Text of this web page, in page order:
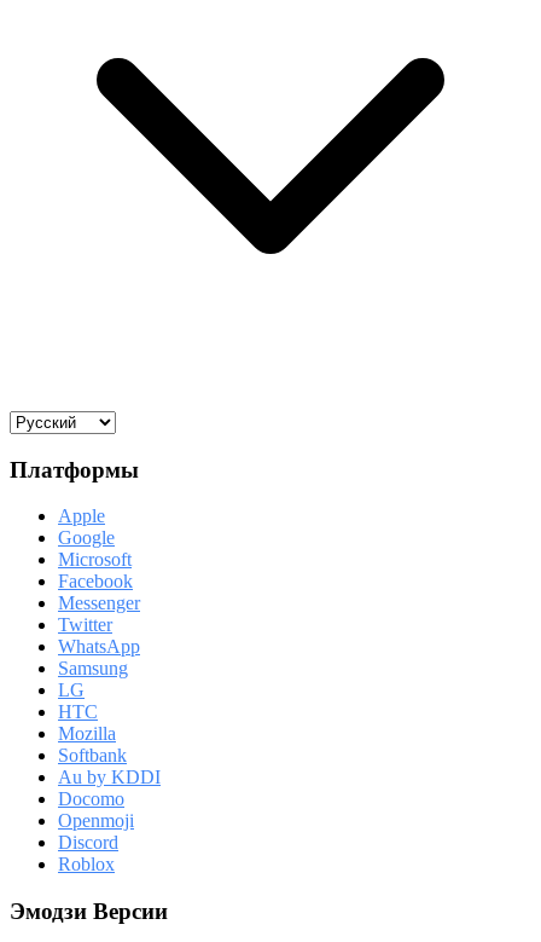
Платформы
Apple
Google
Microsoft
Facebook
Messenger
Twitter
WhatsApp
Samsung
LG
HTC
Mozilla
Softbank
Au by KDDI
Docomo
Openmoji
Discord
Roblox
Эмодзи Версии